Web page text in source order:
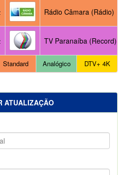
Rádio Câmara (Rádio)
TV Paranaíba (Record)
Standard Analógico DTV+ 4K
ATUALIZAÇÃO